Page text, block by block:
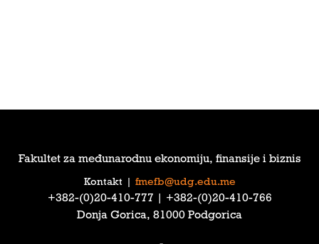
Fakultet za međunarodnu ekonomiju, finansije i biznis
Kontakt fmefb@udg.edu.me
‎+382-(0)20-410-777‎ | ‎+382-(0)20-410-766‎
Donja Gorica, 81000 Podgorica